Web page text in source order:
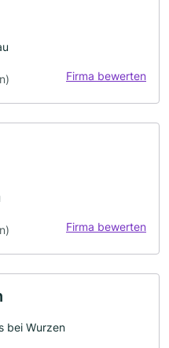
Firma bewerten
Firma bewerten
bei Wurzen